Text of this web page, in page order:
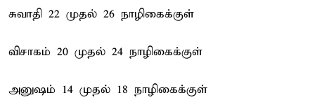
சுவாதி 22 முதல் 26 நாழிகைக்குள்
விசாகம் 20 முதல் 24 நாழிகைக்குள்
அனுஷம் 14 முதல் 18 நாழிகைக்குள்